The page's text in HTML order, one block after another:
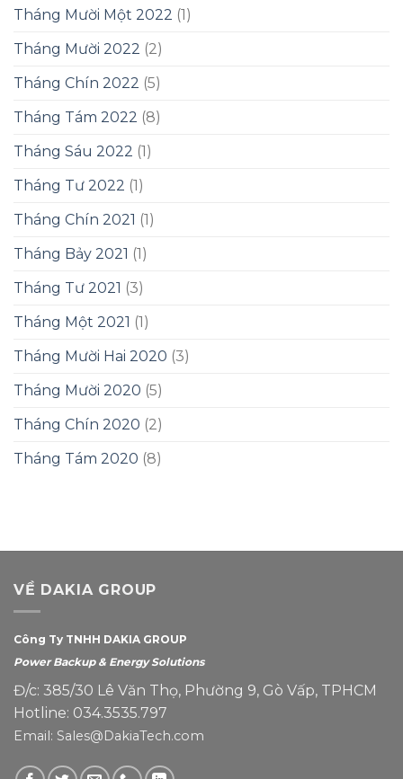
Tháng Mười Một 2022 (1)
Tháng Mười 2022 (2)
Tháng Chín 2022 (5)
Tháng Tám 2022 (8)
Tháng Sáu 2022 (1)
Tháng Tư 2022 (1)
Tháng Chín 2021 (1)
Tháng Bảy 2021 (1)
Tháng Tư 2021 (3)
Tháng Một 2021 (1)
Tháng Mười Hai 2020 (3)
Tháng Mười 2020 (5)
Tháng Chín 2020 (2)
Tháng Tám 2020 (8)
VỀ DAKIA GROUP
Công Ty TNHH DAKIA GROUP
Power Backup & Energy Solutions
Đ/c: 385/30 Lê Văn Thọ, Phường 9, Gò Vấp, TPHCM
Hotline: 034.3535.797
Email: Sales@DakiaTech.com